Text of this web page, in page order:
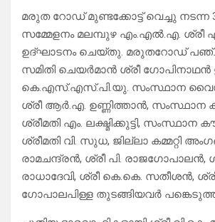
മരുത റോഡ് മുണ്ടക്കോട്ട് വെച്ചു നടന്ന
സമ്മേളനം മലമ്പുഴ എം.എൽ.എ. ശ്രീ
ഉദ്ഘാടനം ചെയ്തു. മരുതറോഡ്
സമിതി ചെയർമാൻ ശ്രീ ഗോപിനാഥൻ
കെ.എസ്.എസ്.പി.യു. സംസ്ഥാന
ശ്രീ ആർ.എ. ഉണ്ണിത്താൻ, സംസ്ഥാന
ശ്രീമതി എം. ലക്ഷ്മിക്കുട്ടി,
ശ്രീമതി വി. സുധ, ജില്ലാ കമ്മറ്റി
രാമചന്ദ്രൻ, ശ്രീ പി. രാജഗോപാലൻ,
രാധാദേവി, ശ്രീ കെ.കെ. സതീശൻ,
ഗോപാലപിള്ള തുടങ്ങിയവർ